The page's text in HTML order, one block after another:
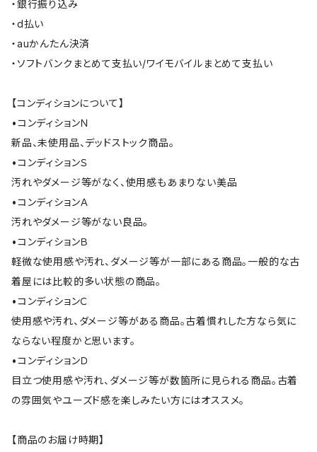
・銀行振り込み
・d払い
・auかんたん決済
・ソフトバンクまとめて支払い/ワイモバイルまとめて支払い
【コンディションについて】
•コンディションＮ
新品、未使用品、デッドストック商品。
•コンディションＳ
汚れやダメージ等がなく、使用感もあまりない美品
•コンディションＡ
汚れやダメージ等がない良品。
•コンディションＢ
軽微な使用感や汚れ、ダメージ等が一部にある商品。一般的な古
着屋には比較的多い状態の商品。
•コンディションＣ
使用感や汚れ、ダメージ等がある商品。古着慣れした方なら気に
ならない程度かと思います。
•コンディションＤ
目立つ使用感や汚れ、ダメージ等が数箇所に見られる商品。古着
の雰囲気やユーズド感を楽しみたい方にはオススメ。
【商品のお届け時期】